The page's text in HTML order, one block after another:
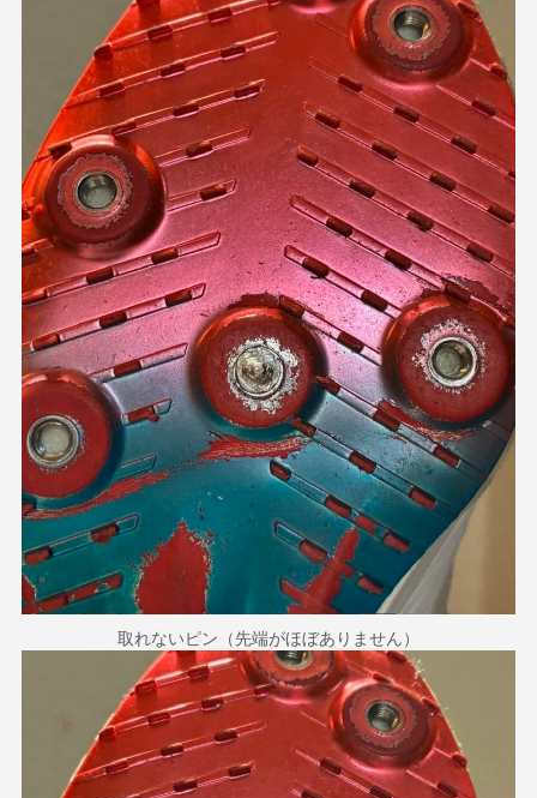
取れないピン（先端がほぼありません）